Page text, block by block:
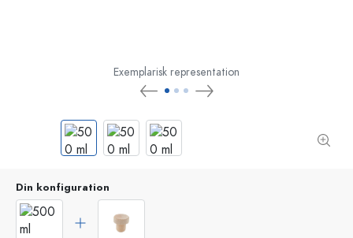
Exemplarisk representation
Din konfiguration